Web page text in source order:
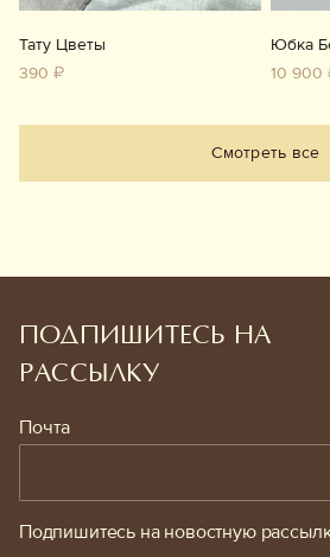
Тату Цветы
390 ₽
Юбка
10 900
Смотреть все
ПОДПИШИТЕСЬ НА
РАССЫЛКУ
Почта
Подпишитесь на новостную